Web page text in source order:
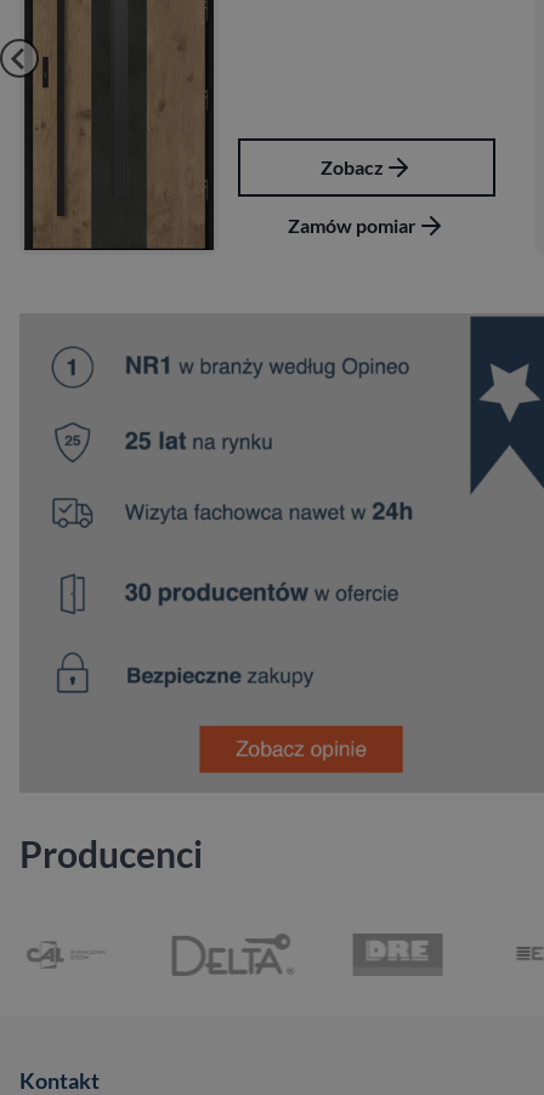
Zobacz
Zamów pomiar
Producenci
Kontakt